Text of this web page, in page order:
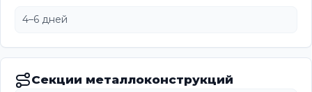
4–6 дней
Секции металлоконструкций